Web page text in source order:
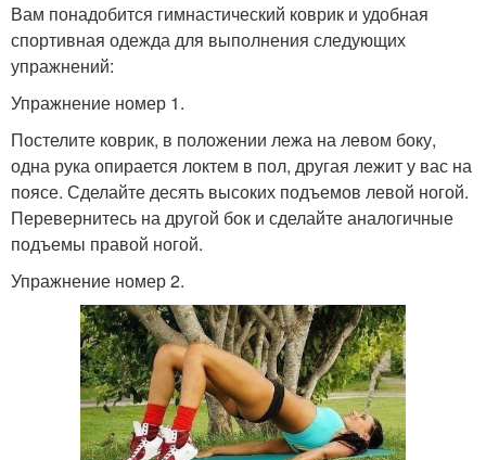
Вам понадобится гимнастический коврик и удобная
спортивная одежда для выполнения следующих
упражнений:
Упражнение номер 1.
Постелите коврик, в положении лежа на левом боку,
одна рука опирается локтем в пол, другая лежит у вас на
поясе. Сделайте десять высоких подъемов левой ногой.
Перевернитесь на другой бок и сделайте аналогичные
подъемы правой ногой.
Упражнение номер 2.